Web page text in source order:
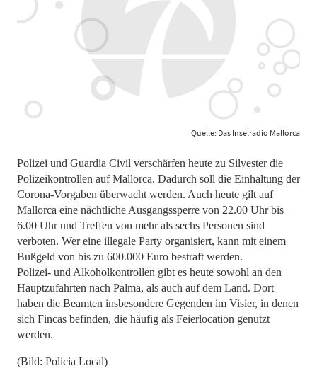
Quelle: Das Inselradio Mallorca
Polizei und Guardia Civil verschärfen heute zu Silvester die
Polizeikontrollen auf Mallorca. Dadurch soll die Einhaltung der
Corona-Vorgaben überwacht werden. Auch heute gilt auf
Mallorca eine nächtliche Ausgangssperre von 22.00 Uhr bis
6.00 Uhr und Treffen von mehr als sechs Personen sind
verboten. Wer eine illegale Party organisiert, kann mit einem
Bußgeld von bis zu 600.000 Euro bestraft werden.
Polizei- und Alkoholkontrollen gibt es heute sowohl an den
Hauptzufahrten nach Palma, als auch auf dem Land. Dort
haben die Beamten insbesondere Gegenden im Visier, in denen
sich Fincas befinden, die häufig als Feierlocation genutzt
werden.
(Bild: Policia Local)